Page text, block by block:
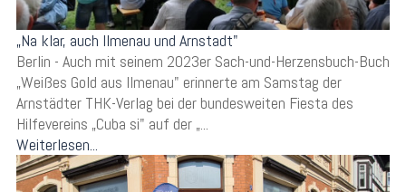
„Na klar, auch Ilmenau und Arnstadt"
Berlin - Auch mit seinem 2023er Sach-und-Herzensbuch-Buch
„Weißes Gold aus Ilmenau" erinnerte am Samstag der
Arnstädter THK-Verlag bei der bundesweiten Fiesta des
Hilfevereins „Cuba si" auf der „...
Weiterlesen...